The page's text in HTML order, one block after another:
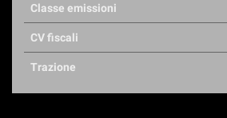
Classe emissioni
CV fiscali
Trazione